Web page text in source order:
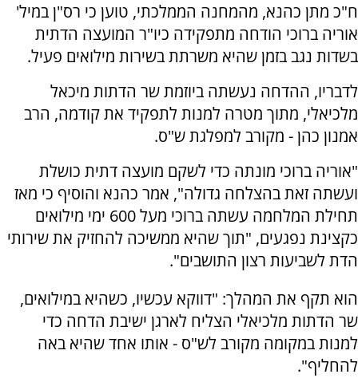
ח"כ מתן כהנא, מהמחנה הממלכתי, טוען כי רס"ן במיל'
אוריה ברוכי הודחה מתפקידה כיו"ר המועצה הדתית
בשדות נגב בזמן שהיא משרתת בשירות מילואים פעיל.
לדבריו, ההדחה נעשתה ביוזמת שר הדתות מיכאל
מלכיאלי, מתוך מטרה למנות לתפקיד את קודמה, הרב
אמנון כהן - מקורב למפלגת ש"ס.
"אוריה ברוכי מונתה כדי לשקם מועצה דתית כושלת
ועשתה זאת בהצלחה גדולה", אמר כהנא והוסיף כי מאז
תחילת המלחמה עשתה ברוכי מעל 600 ימי מילואים
כקצינת נפגעים, "תוך שהיא ממשיכה להחזיק את שירותי
הדת לשביעות רצון התושבים".
הוא תקף את המהלך: "דווקא עכשיו, כשהיא במילואים,
שר הדתות מלכיאלי הצליח לארגן ישיבת הדחה כדי
למנות במקומה מקורב לש"ס - אותו אחד שהיא באה
להחליף".